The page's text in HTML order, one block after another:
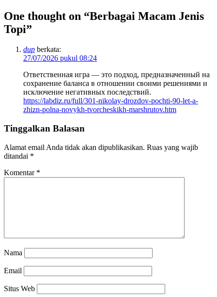
One thought on “Berbagai Macam Jenis
Topi”
dup berkata:
27/07/2026 pukul 08:24
Ответственная игра — это подход, предназначенный на
сохранение баланса в отношении своими решениями и
исключение негативных последствий.
https://labdiz.ru/full/301-nikolay-drozdov-pochti-90-let-a-
zhizn-polna-novykh-tvorcheskikh-marshrutov.htm
Tinggalkan Balasan
Alamat email Anda tidak akan dipublikasikan. Ruas yang wajib
ditandai *
Komentar *
Nama
Email
Situs Web